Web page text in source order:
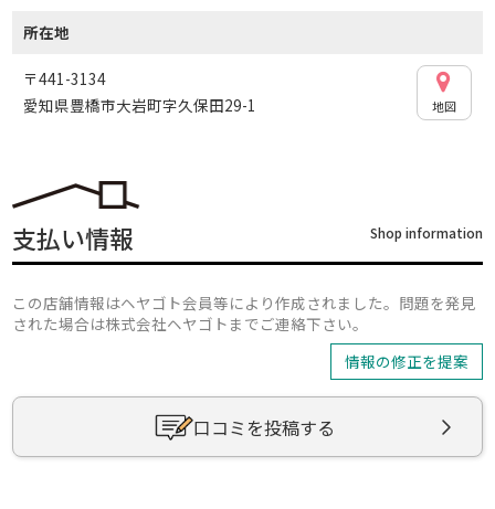
所在地
〒441-3134
愛知県豊橋市大岩町字久保田29-1
地図
支払い情報 Shop information
この店舗情報はヘヤゴト会員等により作成されました。問題を発見
された場合は株式会社ヘヤゴトまでご連絡下さい。
情報の修正を提案
口コミを投稿する